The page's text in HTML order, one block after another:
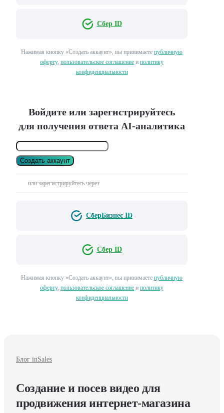
Сбер ID
Нажимая кнопку «Создать аккаунт», вы принимаете публичную
оферту, пользовательское соглашение и политику
конфиденциальности
Войдите или зарегистрируйтесь
для получения ответа AI-аналитика
Создать аккаунт
или зарегистрируйтесь через
СберБизнес ID
Сбер ID
Нажимая кнопку «Создать аккаунт», вы принимаете публичную
оферту, пользовательское соглашение и политику
конфиденциальности
Блог inSales
Создание и посев видео для
продвижения интернет-магазина